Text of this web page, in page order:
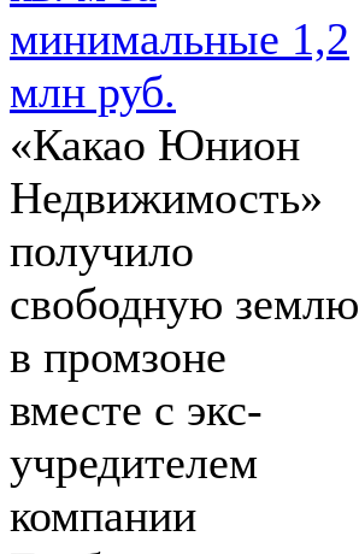
минимальные 1,2
млн руб.
«Какао Юнион
Недвижимость»
получило
свободную землю
в промзоне
вместе с экс-
учредителем
компании